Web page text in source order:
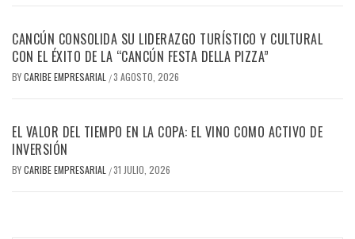
CANCÚN CONSOLIDA SU LIDERAZGO TURÍSTICO Y CULTURAL
CON EL ÉXITO DE LA “CANCÚN FESTA DELLA PIZZA”
BYCARIBE EMPRESARIAL /3 AGOSTO, 2026
EL VALOR DEL TIEMPO EN LA COPA: EL VINO COMO ACTIVO DE
INVERSIÓN
BYCARIBE EMPRESARIAL /31 JULIO, 2026